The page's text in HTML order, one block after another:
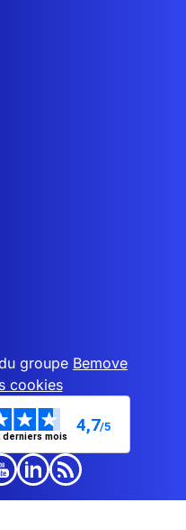
groupe Bemove
cookies
derniers mois
4,7/5